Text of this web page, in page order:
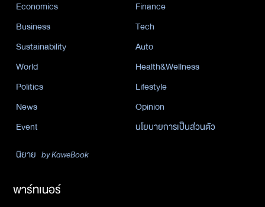
Economics
Finance
Business
Tech
Sustainability
Auto
World
Health&Wellness
Politics
Lifestyle
News
Opinion
Event
นโยบายการเป็นส่วนตัว
นิยาย by KaweBook
พาร์ทเนอร์